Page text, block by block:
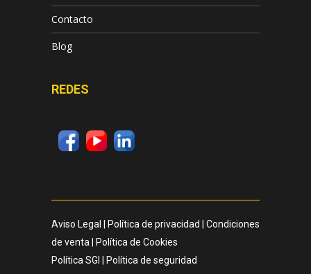
Contacto
Blog
REDES
Aviso Legal Política de privacidad
Condiciones
de venta
Política de Cookies
Política SGI
Política de seguridad